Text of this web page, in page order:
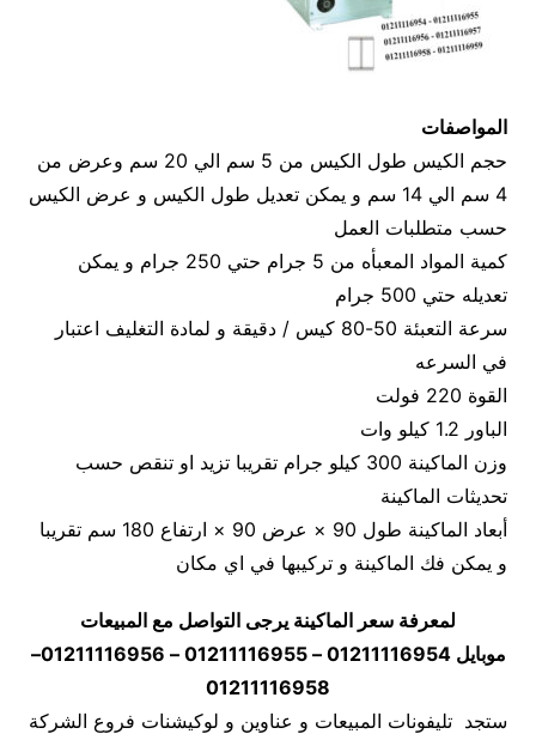
المواصفات
حجم الكيس طول الكيس من 5 سم الي 20 سم وعرض من
4 سم الي 14 سم و يمكن تعديل طول الكيس و عرض الكيس
حسب متطلبات العمل
كمية المواد المعبأه من 5 جرام حتي 250 جرام و يمكن
تعديله حتي 500 جرام
سرعة التعبئة 50-80 كيس / دقيقة و لمادة التغليف اعتبار
في السرعه
القوة 220 فولت
الباور 1.2 كيلو وات
وزن الماكينة 300 كيلو جرام تقريبا تزيد او تنقص حسب
تحديثات الماكينة
أبعاد الماكينة طول 90 × عرض 90 × ارتفاع 180 سم تقريبا
و يمكن فك الماكينة و تركيبها في اي مكان
لمعرفة سعر الماكينة يرجى التواصل مع المبيعات
موبايل 01211116954 – 01211116955 – 01211116956–
01211116958
ستجد تليفونات المبيعات و عناوين و لوكيشنات فروع الشركة